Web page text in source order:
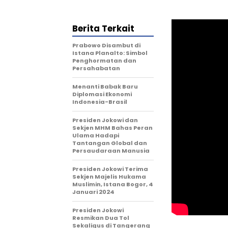
Berita Terkait
Prabowo Disambut di
Istana Planalto: Simbol
Penghormatan dan
Persahabatan
Menanti Babak Baru
Diplomasi Ekonomi
Indonesia-Brasil
Presiden Jokowi dan
Sekjen MHM Bahas Peran
Ulama Hadapi
Tantangan Global dan
Persaudaraan Manusia
Presiden Jokowi Terima
Sekjen Majelis Hukama
Muslimin, Istana Bogor, 4
Januari 2024
Presiden Jokowi
Resmikan Dua Tol
Sekaligus di Tangerang